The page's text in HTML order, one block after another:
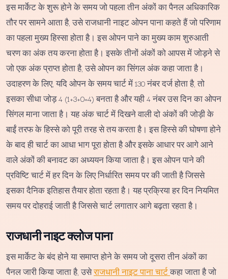
इस मार्केट के शुरू होने के समय जो पहला तीन अंकों का पैनल अधिकारिक
तौर पर सामने आता है, उसे राजधानी नाइट ओपन पाना कहते हैं जो परिणाम
का पहला मुख्य हिस्सा होता है। इस ओपन पाने का मुख्य काम शुरुआती
चरण का अंक तय करना होता है। इसके तीनों अंकों को आपस में जोड़ने से
जो एक अंक प्राप्त होता है, उसे ओपन का सिंगल अंक कहा जाता है।
उदाहरण के लिए, यदि ओपन के समय चार्ट में 130 नंबर दर्ज होता है, तो
इसका सीधा जोड़ 4 (1+3+0=4) बनता है और यही 4 नंबर उस दिन का ओपन
सिंगल माना जाता है। यह अंक चार्ट में दिखने वाली दो अंकों की जोड़ी के
बाईं तरफ के हिस्से को पूरी तरह से तय करता है। इस हिस्से की घोषणा होने
के बाद ही चार्ट का आधा भाग पूरा होता है और इसके आधार पर आगे आने
वाले अंकों की बनावट का अध्ययन किया जाता है। इस ओपन पाने की
प्रविष्टि चार्ट में हर दिन के लिए निर्धारित समय पर की जाती है जिससे
इसका दैनिक इतिहास तैयार होता रहता है। यह प्रक्रिया हर दिन नियमित
समय पर दोहराई जाती है जिससे चार्ट लगातार आगे बढ़ता रहता है।
राजधानी नाइट क्लोज पाना
इस मार्केट के बंद होने या समाप्त होने के समय जो दूसरा तीन अंकों का
पैनल जारी किया जाता है, उसेराजधानी नाइट पाना चार्टकहा जाता है जो